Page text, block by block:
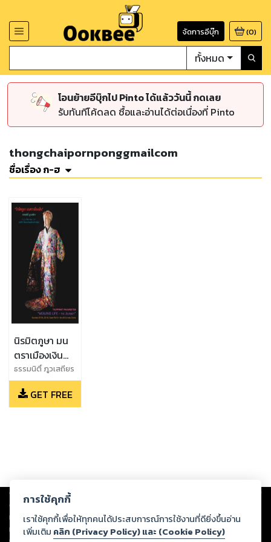
จัดการอีบุ๊ก (0)
ทั้งหมด
โอนย้ายอีบุ๊กไป Pinto ได้แล้ววันนี้ กดเลย
รับทันทีโค้ดลด ซื้อและอ่านได้ต่อเนื่องที่ Pinto
thongchaipornponggmailcom
ชื่อเรื่อง ก-ฮ
นิรมิตภูษา มน
ตราเมืองเงิน
(Weaving Life
- The
Journey)
ธรรมนิติ์ ภูวเสถียร
GET FREE
Copyright © 2026
ต่อผลงานหรือเนื้อหาใดที่อัปโหลดผ่านเว็บไซต์และปรากฏว่าละเมิดสิทธิใน
ทรัพย์สินทางปัญญาของบุคคลอื่นหรือขัดต่อกฎหมายและศีลธรรม ดังนั้น ผู้อ่าน
ทุกท่านโปรดใช้วิจารณญาณในการกลั่นกรองด้วยตนเอง และหากท่านพบว่าส่วน
การใช้คุกกี้
เราใช้คุกกี้เพื่อให้ทุกคนได้ประสบการณ์การใช้งานที่ดียิ่งขึ้นอ่าน
เพิ่มเติม คลิก (Privacy Policy) และ (Cookie Policy)